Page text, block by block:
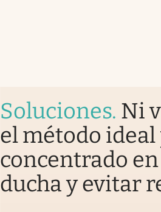
Soluciones. Ni
el método
concentrado
ducha y evitar